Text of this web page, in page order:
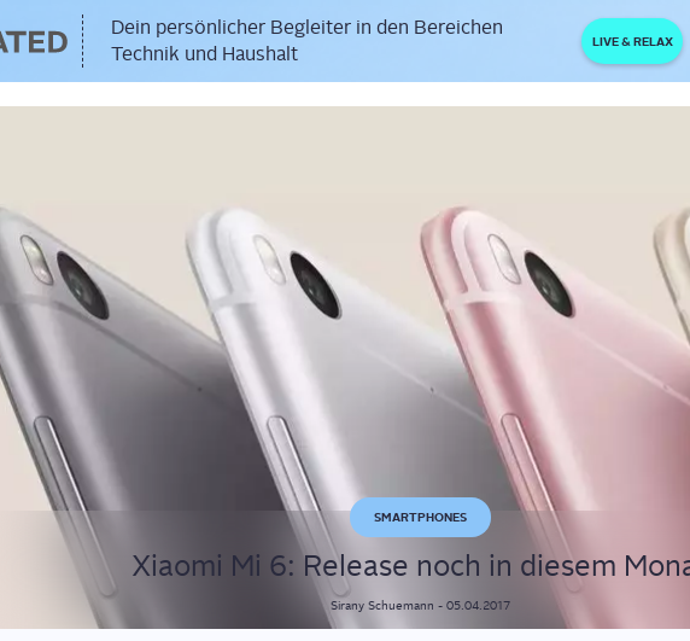
Dein persönlicher Begleiter in den Bereichen
Technik und Haushalt
LIVE & RELAX
SMARTPHONES
Xiao­mi Mi 6: Release noch in die­sem
Sirany Schuemann - 05.04.2017